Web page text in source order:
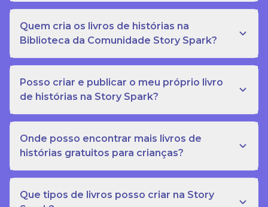
Quem cria os livros de histórias na
Biblioteca da Comunidade Story Spark?
Posso criar e publicar o meu próprio livro
de histórias na Story Spark?
Onde posso encontrar mais livros de
histórias gratuitos para crianças?
Que tipos de livros posso criar na Story